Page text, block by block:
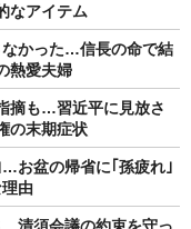
なアイテム
かった…信長の命で結
熱愛夫婦
摘も…習近平に見放さ
の末期症状
お盆の帰省に｢孫疲れ｣
由
…清須会議の約束を守っ